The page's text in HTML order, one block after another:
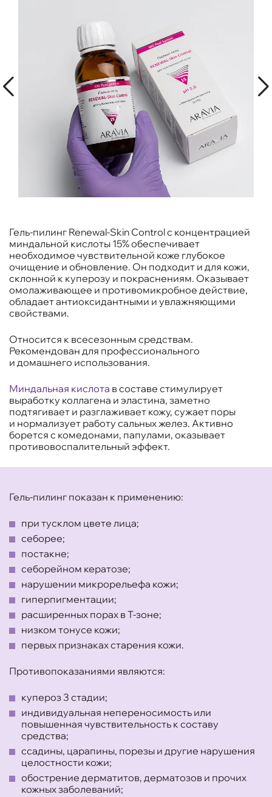
Гель-пилинг Renewal-Skin Control с концентрацией
миндальной кислоты 15% обеспечивает
необходимое чувствительной коже глубокое
очищение и обновление. Он подходит и для кожи,
склонной к куперозу и покраснениям. Оказывает
омолаживающее и противомикробное действие,
обладает антиоксидантными и увлажняющими
свойствами.
Относится к всесезонным средствам.
Рекомендован для профессионального
и домашнего использования.
Миндальная кислота в составе стимулирует
выработку коллагена и эластина, заметно
подтягивает и разглаживает кожу, сужает поры
и нормализует работу сальных желез. Активно
борется с комедонами, папулами, оказывает
противовоспалительный эффект.
Гель-пилинг показан к применению:
при тусклом цвете лица;
себорее;
постакне;
себорейном кератозе;
нарушении микрорельефа кожи;
гиперпигментации;
расширенных порах в Т-зоне;
низком тонусе кожи;
первых признаках старения кожи.
Противопоказаниями являются:
купероз 3 стадии;
индивидуальная непереносимость или
повышенная чувствительность к составу
средства;
ссадины, царапины, порезы и другие нарушения
целостности кожи;
обострение дерматитов, дерматозов и прочих
кожных заболеваний;